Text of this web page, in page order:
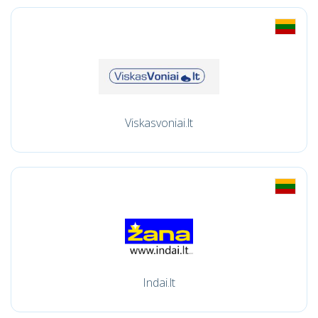
Viskasvoniai.lt
Indai.lt